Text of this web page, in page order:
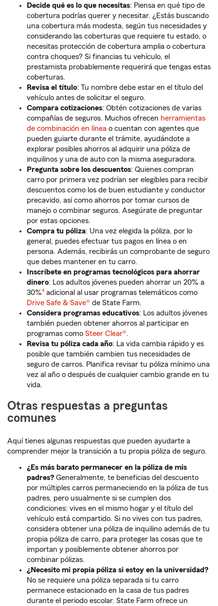
Decide qué es lo que necesitas: Piensa en qué tipo de
cobertura podrías querer y necesitar. ¿Estás buscando
una cobertura más modesta, según tus necesidades y
considerando las coberturas que requiere tu estado, o
necesitas protección de cobertura amplia o cobertura
contra choques? Si financias tu vehículo, el
prestamista probablemente requerirá que tengas estas
coberturas.
Revisa el título: Tu nombre debe estar en el título del
vehículo antes de solicitar el seguro.
Compara cotizaciones: Obtén cotizaciones de varias
compañías de seguros. Muchos ofrecen herramientas
de combinación en línea o cuentan con agentes que
pueden guiarte durante el trámite, ayudándote a
explorar posibles ahorros al adquirir una póliza de
inquilinos y una de auto con la misma aseguradora.
Pregunta sobre los descuentos: Quienes compran
carro por primera vez podrían ser elegibles para recibir
descuentos como los de buen estudiante y conductor
precavido, así como ahorros por tomar cursos de
manejo o combinar seguros. Asegúrate de preguntar
por estas opciones.
Compra tu póliza: Una vez elegida la póliza, por lo
general, puedes efectuar tus pagos en línea o en
persona. Además, recibirás un comprobante de seguro
que debes mantener en tu carro.
Inscríbete en programas tecnológicos para ahorrar
dinero: Los adultos jóvenes pueden ahorrar un 20% a
30%
Nota de pie de página
4 adicional al usar programas telemáticos como
Drive Safe & Save® de State Farm.
Considera programas educativos: Los adultos jóvenes
también pueden obtener ahorros al participar en
programas como Steer Clear®.
Revisa tu póliza cada año: La vida cambia rápido y es
posible que también cambien tus necesidades de
seguro de carros. Planifica revisar tu póliza mínimo una
vez al año o después de cualquier cambio grande en tu
vida.
Otras respuestas a preguntas
comunes
Aquí tienes algunas respuestas que pueden ayudarte a
comprender mejor la transición a tu propia póliza de seguro.
¿Es más barato permanecer en la póliza de mis
padres? Generalmente, te beneficias del descuento
por múltiples carros permaneciendo en la póliza de tus
padres, pero usualmente si se cumplen dos
condiciones: vives en el mismo hogar y el título del
vehículo está compartido. Si no vives con tus padres,
considera obtener una póliza de inquilino además de tu
propia póliza de carro, para proteger las cosas que te
importan y posiblemente obtener ahorros por
combinar pólizas.
¿Necesito mi propia póliza si estoy en la universidad?
No se requiere una póliza separada si tu carro
permanece estacionado en la casa de tus padres
durante el periodo escolar. State Farm ofrece un